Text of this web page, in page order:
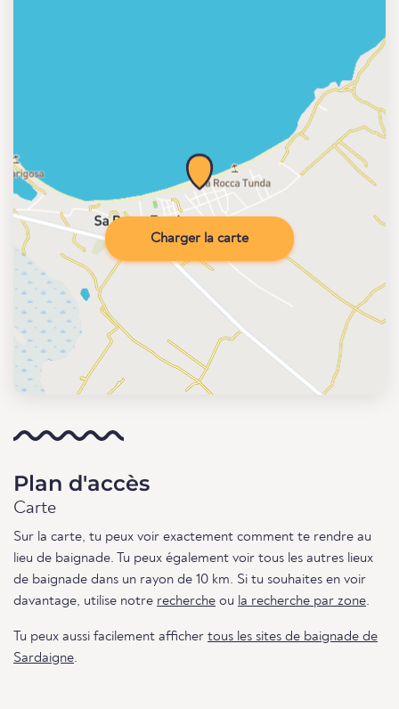
Charger la carte
Plan d'accès
Carte
Sur la carte, tu peux voir exactement comment te rendre au
lieu de baignade. Tu peux également voir tous les autres lieux
de baignade dans un rayon de 10 km. Si tu souhaites en voir
davantage, utilise notre recherche ou la recherche par zone.
Tu peux aussi facilement afficher tous les sites de baignade de
Sardaigne.